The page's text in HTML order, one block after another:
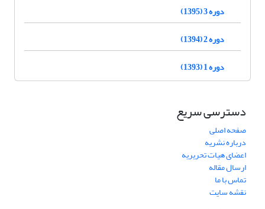
دوره 3 (1395)
دوره 2 (1394)
دوره 1 (1393)
دسترسی سریع
صفحه اصلی
درباره نشریه
اعضای هیات تحریریه
ارسال مقاله
تماس با ما
نقشه سایت